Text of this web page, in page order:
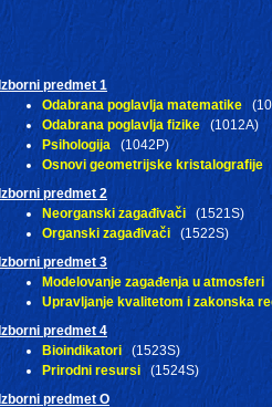
Izborni predmet 1
Odabrana poglavlja matematike
Odabrana poglavlja fizike(1012A)
Psihologija (1042P)
Osnovi geometrijske kristalografije
Izborni predmet 2
Neorganski zagađivači (1521S)
Organski zagađivači (1522S)
Izborni predmet 3
Modelovanje zagađenja u atmosferi
Upravljanje kvalitetom i zakonska
Izborni predmet 4
Bioindikatori(1523S)
Prirodni resursi (1524S)
Izborni predmet O